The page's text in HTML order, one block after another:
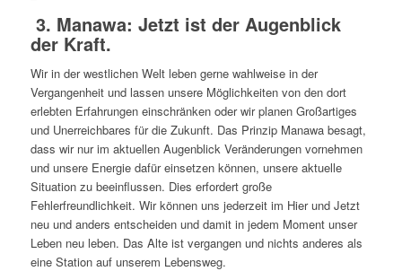
3. Manawa: Jetzt ist der Augenblick
der Kraft.
Wir in der westlichen Welt leben gerne wahlweise in der
Vergangenheit und lassen unsere Möglichkeiten von den dort
erlebten Erfahrungen einschränken oder wir planen Großartiges
und Unerreichbares für die Zukunft. Das Prinzip Manawa besagt,
dass wir nur im aktuellen Augenblick Veränderungen vornehmen
und unsere Energie dafür einsetzen können, unsere aktuelle
Situation zu beeinflussen. Dies erfordert große
Fehlerfreundlichkeit. Wir können uns jederzeit im Hier und Jetzt
neu und anders entscheiden und damit in jedem Moment unser
Leben neu leben. Das Alte ist vergangen und nichts anderes als
eine Station auf unserem Lebensweg.